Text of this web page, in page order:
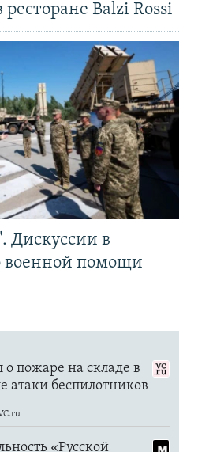
Balzi Rossi
Дискуссии в
военной помощи